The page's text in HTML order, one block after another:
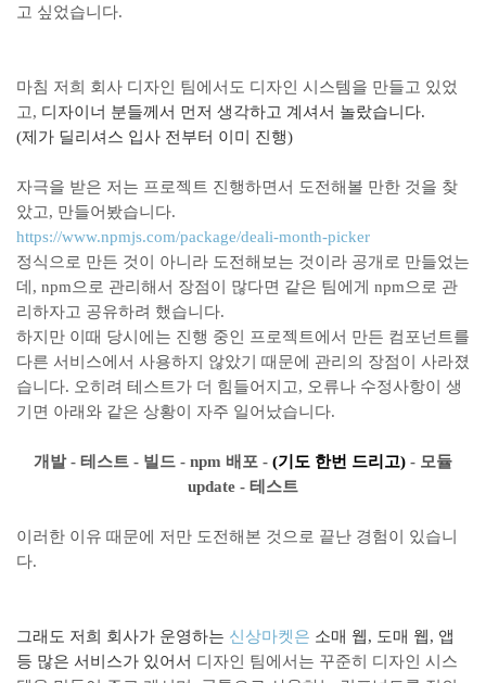
고 싶었습니다.
마침 저희 회사 디자인 팀에서도 디자인 시스템을 만들고 있었
고, 디자이너 분들께서 먼저 생각하고 계셔서 놀랐습니다.
(제가 딜리셔스 입사 전부터 이미 진행)
자극을 받은 저는 프로젝트 진행하면서 도전해볼 만한 것을 찾
았고, 만들어봤습니다.
https://www.npmjs.com/package/deali-month-picker
정식으로 만든 것이 아니라 도전해보는 것이라 공개로 만들었는
데, npm으로 관리해서 장점이 많다면 같은 팀에게 npm으로 관
리하자고 공유하려 했습니다.
하지만 이때 당시에는 진행 중인 프로젝트에서 만든 컴포넌트를
다른 서비스에서 사용하지 않았기 때문에 관리의 장점이 사라졌
습니다. 오히려 테스트가 더 힘들어지고, 오류나 수정사항이 생
기면 아래와 같은 상황이 자주 일어났습니다.
개발 - 테스트 - 빌드 - npm 배포 - (기도 한번 드리고) - 모듈
update - 테스트
이러한 이유 때문에 저만 도전해본 것으로 끝난 경험이 있습니
다.
그래도 저희 회사가 운영하는 신상마켓은 소매 웹, 도매 웹, 앱
등 많은 서비스가 있어서 디자인 팀에서는 꾸준히 디자인 시스